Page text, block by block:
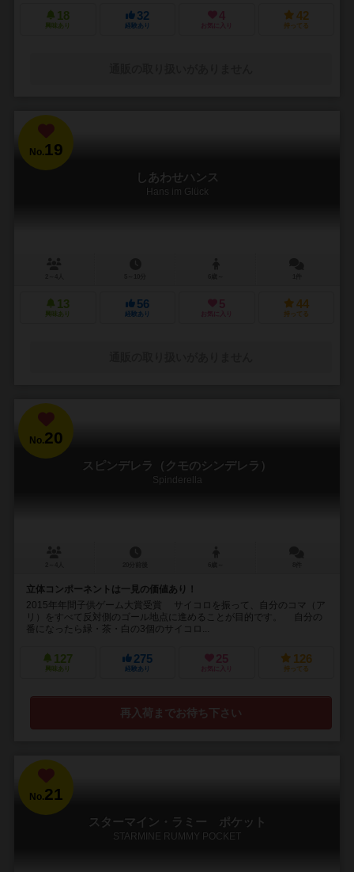
18
興味あり
32
経験あり
4
お気に入り
42
持ってる
No.19
しあわせハンス
Hans im Glück
13
興味あり
56
経験あり
5
お気に入り
44
持ってる
No.20
スピンデレラ（クモのシンデレラ）
Spinderella
立体コンポーネントは一見の価値あり！
2015年年間子供ゲーム大賞受賞 サイコロを振って、自分のコマ（ア
リ）をすべて反対側のゴール地点に進めることが目的です。 自分の
番になったら緑・茶・白の3個のサイコロ...
127
興味あり
275
経験あり
25
お気に入り
126
持ってる
再入荷までお待ち下さい
No.21
スターマイン・ラミー ポケット
STARMINE RUMMY POCKET